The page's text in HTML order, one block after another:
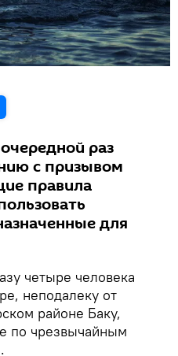
раз
с призывом
правила
для
четыре человека
неподалеку от
районе Баку,
по чрезвычайным